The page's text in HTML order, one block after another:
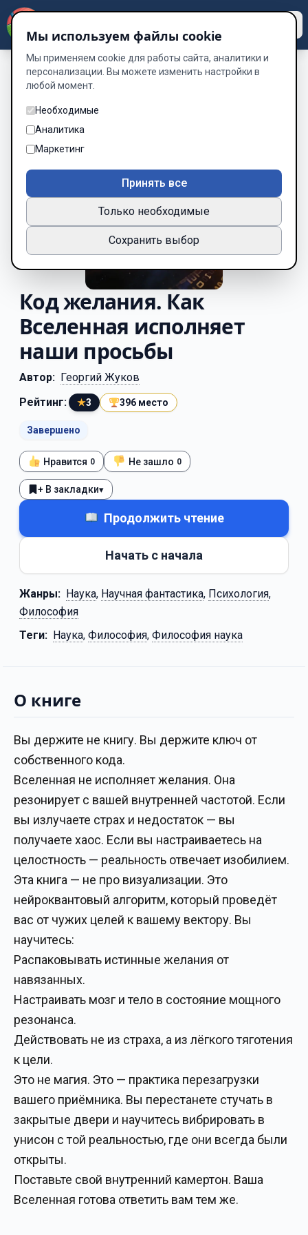
Код желания. Как
Вселенная исполняет
наши просьбы
Автор: Георгий Жуков
Рейтинг:
★3 396 место
Завершено
Нравится 0 Не зашло 0
+ В закладки▾
Продолжить чтение
Начать с начала
Жанры: Наука, Научная фантастика, Психология,
Философия
Теги: Наука, Философия, Философия наука
О книге
Вы держите не книгу. Вы держите ключ от
собственного кода.
Вселенная не исполняет желания. Она
резонирует с вашей внутренней частотой. Если
вы излучаете страх и недостаток — вы
получаете хаос. Если вы настраиваетесь на
целостность — реальность отвечает изобилием.
Эта книга — не про визуализации. Это
нейроквантовый алгоритм, который проведёт
вас от чужих целей к вашему вектору. Вы
научитесь:
Распаковывать истинные желания от
навязанных.
Настраивать мозг и тело в состояние мощного
резонанса.
Действовать не из страха, а из лёгкого тяготения
к цели.
Это не магия. Это — практика перезагрузки
вашего приёмника. Вы перестанете стучать в
закрытые двери и научитесь вибрировать в
унисон с той реальностью, где они всегда были
открыты.
Поставьте свой внутренний камертон. Ваша
Вселенная готова ответить вам тем же.
Мы используем файлы cookie
Мы применяем cookie для работы сайта, аналитики и
персонализации. Вы можете изменить настройки в
любой момент.
Необходимые
Аналитика
Маркетинг
Принять все
Только необходимые
Сохранить выбор